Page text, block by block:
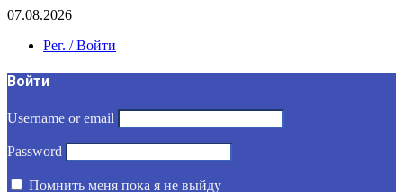
07.08.2026
Рег. / Войти
Войти
Username or email
Password
Помнить меня пока я не выйду